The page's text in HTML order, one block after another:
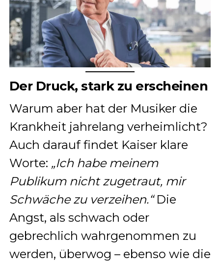
Der Druck, stark zu erscheinen
Warum aber hat der Musiker die
Krankheit jahrelang verheimlicht?
Auch darauf findet Kaiser klare
Worte: „Ich habe meinem
Publikum nicht zugetraut, mir
Schwäche zu verzeihen.“Die
Angst, als schwach oder
gebrechlich wahrgenommen zu
werden, überwog – ebenso wie die